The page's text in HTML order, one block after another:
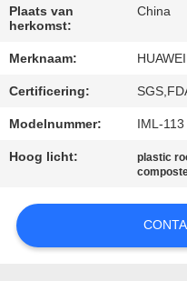
MET
ONS
NIEUWS
BLOG
Plaats van
herkomst:
China
Merknaam:
Certificering:
Modelnummer: IML-113
Hoog licht: plastic